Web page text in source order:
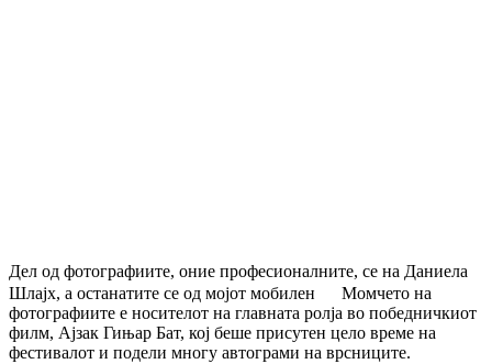
Дел од фотографиите, оние професионалните, се на Даниела
Шлајх, а останатите се од мојот мобилен
Момчето на
фотографиите е носителот на главната ролја во победничкиот
филм, Ајзак Гињар Бат, кој беше присутен цело време на
фестивалот и подели многу автограми на врсниците.